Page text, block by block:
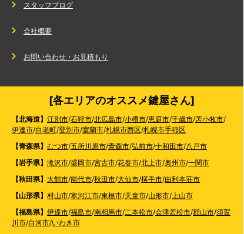
スタッフブログ
会社概要
お問い合わせ・お見積もり
[各エリアのオススメ鍵屋さん]
【北海道】 江別市/石狩市/北広島市/小樽市/恵庭市/千歳市/苫小牧市/
伊達市/白老町/登別市/室蘭市/札幌市西区/札幌市手稲区
【青森県】 むつ市/五所川原市/青森市/弘前市/十和田市/八戸市
【岩手県】 滝沢市/盛岡市/宮古市/花巻市/北上市/奥州市/一関市
【秋田県】 大館市/能代市/秋田市/大仙市/横手市/由利本荘市
【山形県】 村山市/寒河江市/東根市/天童市/山形市/上山市
【福島県】 伊達市/福島市/南相馬市/二本松市/会津若松市/郡山市/須賀
川市/白河市/いわき市